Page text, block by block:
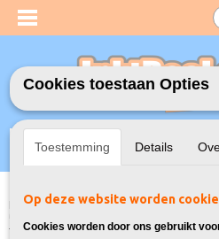
Inloggen Registreren
Home>Inktcartridges >Geschikt voor
Cookies toestaan Opties
Toestemming Details
Op deze website worden
Cookies worden door ons gebruikt